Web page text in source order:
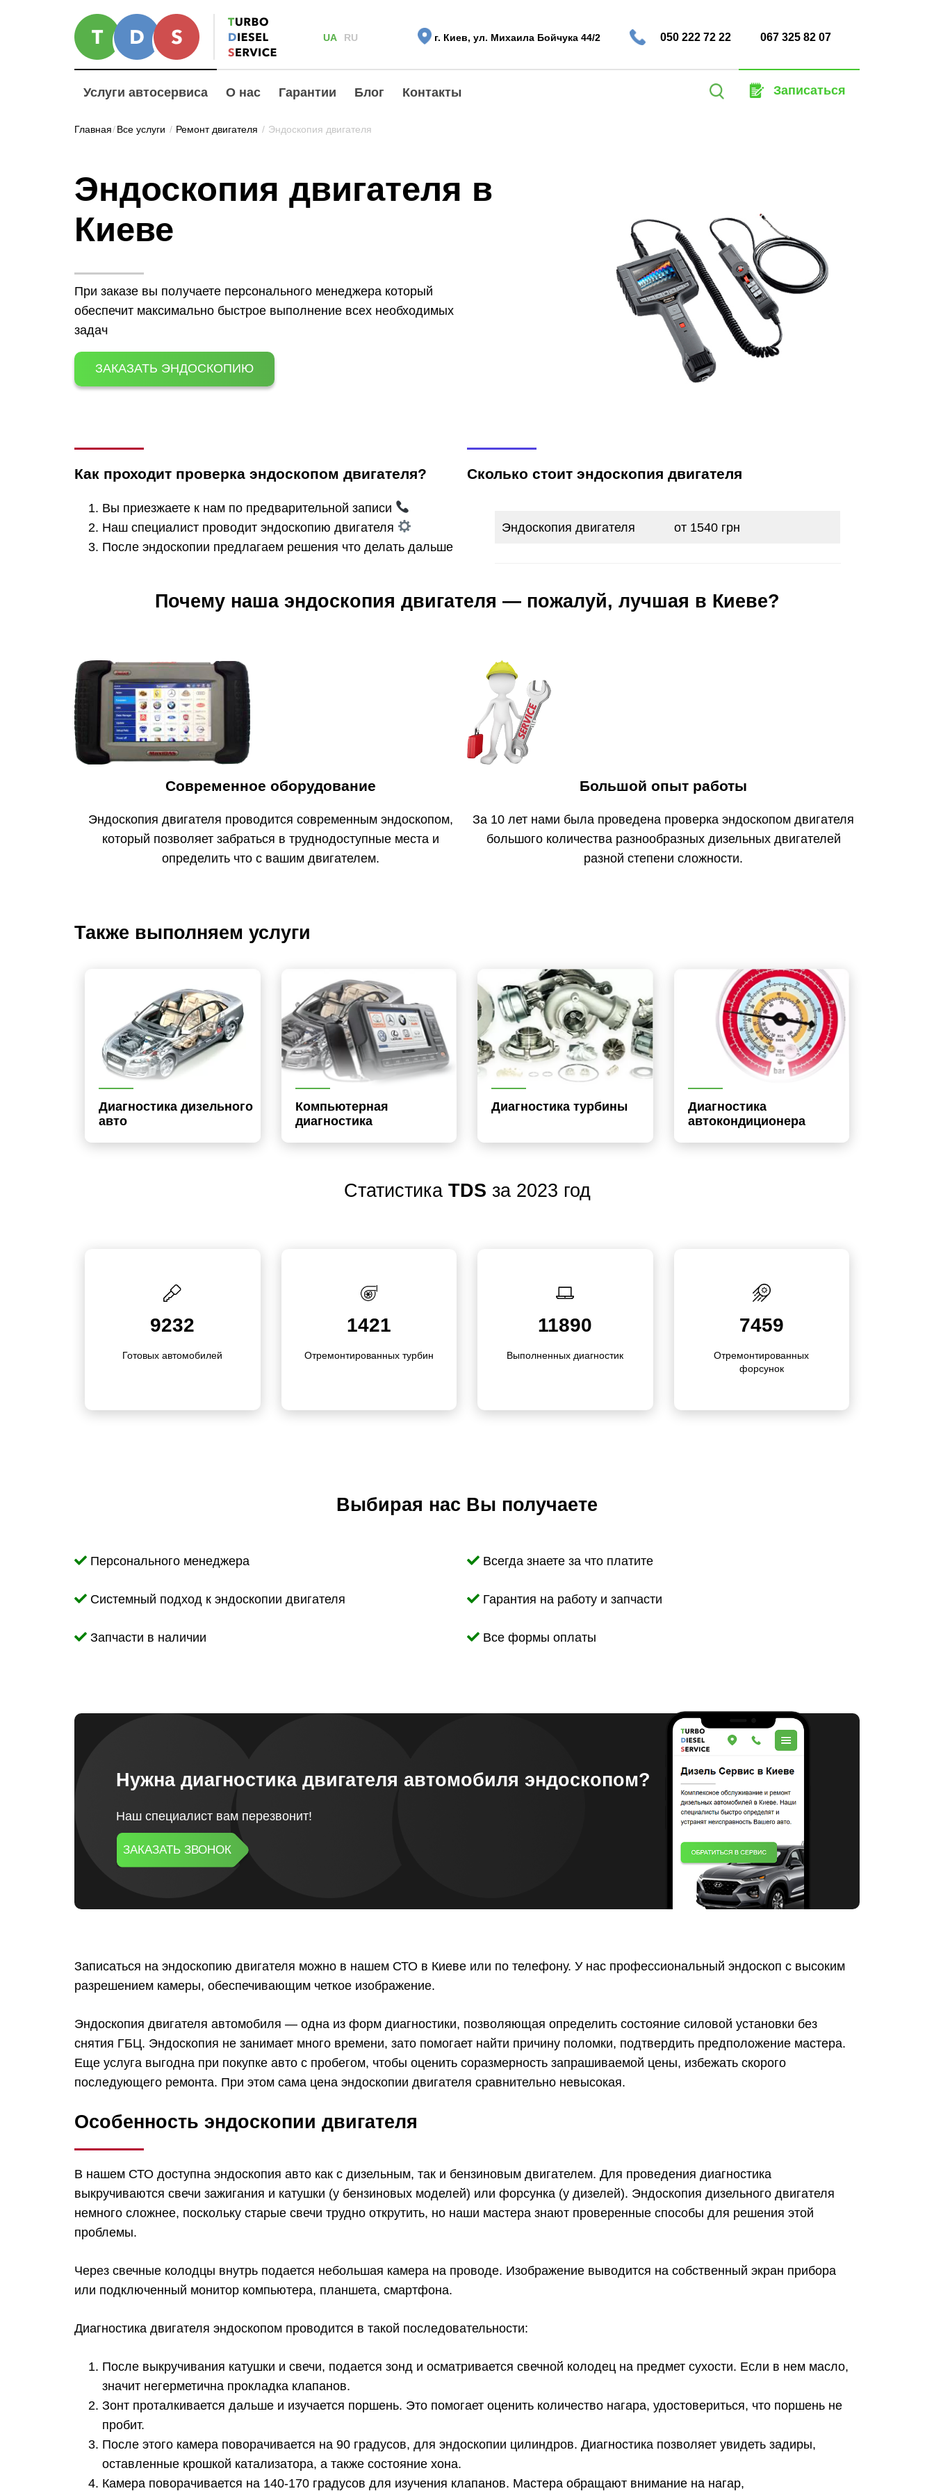
RU
UA г. Киев, ул. Михаила Бойчука 44/2 050 222 72 22 067 325 82 07
Услуги автосервиса О нас Гарантии Блог Контакты
Найти: Записаться
Главная/Все услуги / Ремонт двигателя / Эндоскопия двигателя
Эндоскопия двигателя в
Киеве
При заказе вы получаете персонального менеджера который
обеспечит максимально быстрое выполнение всех необходимых
задач
ЗАКАЗАТЬ ЭНДОСКОПИЮ
Как проходит проверка эндоскопом двигателя?
Вы приезжаете к нам по предварительной записи
Наш специалист проводит эндоскопию двигателя
После эндоскопии предлагаем решения что делать дальше
Сколько стоит эндоскопия двигателя
Эндоскопия двигателя от 1540 грн
Почему наша эндоскопия двигателя — пожалуй, лучшая в Киеве?
Современное оборудование
Эндоскопия двигателя проводится современным эндоскопом,
который позволяет забраться в труднодоступные места и
определить что с вашим двигателем.
Большой опыт работы
За 10 лет нами была проведена проверка эндоскопом двигателя
большого количества разнообразных дизельных двигателей
разной степени сложности.
Также выполняем услуги
Диагностика дизельного
авто
Компьютерная
диагностика
Диагностика турбины
Диагностика
автокондиционера
Статистика TDS за 2023 год
9232
Готовых автомо­билей
1421
Отремо­нти­рованных турбин
11890
Выполне­нных диагностик
7459
Отремонти­ро­ва­нных
форсунок
Выбирая нас Вы получаете
Персонального менеджера
Системный подход к эндоскопии двигателя
Запчасти в наличии
Всегда знаете за что платите
Гарантия на работу и запчасти
Все формы оплаты
Нужна диагностика двигателя автомобиля эндоскопом?
Наш специалист вам перезвонит!
ЗАКАЗАТЬ ЗВОНОК
Записаться на эндоскопию двигателя можно в нашем СТО в Киеве или по телефону. У нас профессиональный эндоскоп с высоким
разрешением камеры, обеспечивающим четкое изображение.
Эндоскопия двигателя автомобиля ― одна из форм диагностики, позволяющая определить состояние силовой установки без
снятия ГБЦ. Эндоскопия не занимает много времени, зато помогает найти причину поломки, подтвердить предположение мастера.
Еще услуга выгодна при покупке авто с пробегом, чтобы оценить соразмерность запрашиваемой цены, избежать скорого
последующего ремонта. При этом сама цена эндоскопии двигателя сравнительно невысокая.
Особенность эндоскопии двигателя
В нашем СТО доступна эндоскопия авто как с дизельным, так и бензиновым двигателем. Для проведения диагностика
выкручиваются свечи зажигания и катушки (у бензиновых моделей) или форсунка (у дизелей). Эндоскопия дизельного двигателя
немного сложнее, поскольку старые свечи трудно открутить, но наши мастера знают проверенные способы для решения этой
проблемы.
Через свечные колодцы внутрь подается небольшая камера на проводе. Изображение выводится на собственный экран прибора
или подключенный монитор компьютера, планшета, смартфона.
Диагностика двигателя эндоскопом проводится в такой последовательности:
После выкручивания катушки и свечи, подается зонд и осматривается свечной колодец на предмет сухости. Если в нем масло,
значит негерметична прокладка клапанов.
Зонт проталкивается дальше и изучается поршень. Это помогает оценить количество нагара, удостовериться, что поршень не
пробит.
После этого камера поворачивается на 90 градусов, для эндоскопии цилиндров. Диагностика позволяет увидеть задиры,
оставленные крошкой катализатора, а также состояние хона.
Камера поворачивается на 140-170 градусов для изучения клапанов. Мастера обращают внимание на нагар,